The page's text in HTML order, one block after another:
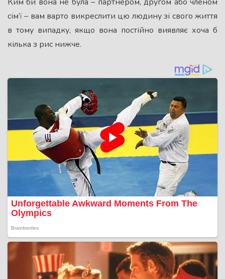
сім’ї – вам варто викреслити цю людину зі свого життя
в тому випадку, якщо вона постійно виявляє хоча б
кілька з рис нижче.